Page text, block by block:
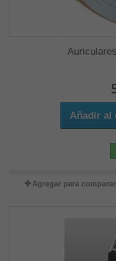
Añadir al
Agregar para comparar